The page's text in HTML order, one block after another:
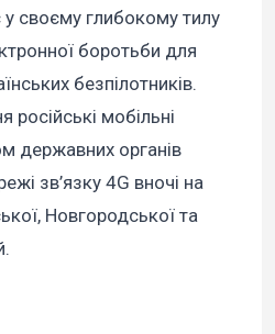
у своєму глибокому тилу
боротьби для
безпілотників.
російські мобільні
державних органів
зв’язку 4G вночі на
Новгородської та